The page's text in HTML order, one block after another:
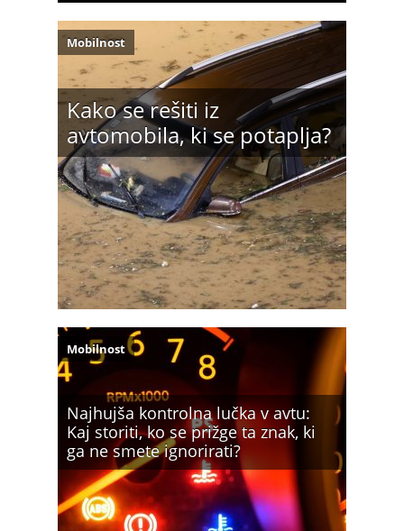
Kako se rešiti iz
avtomobila, ki se potaplja?
Mobilnost
Najhujša kontrolna lučka v avtu:
Kaj storiti, ko se prižge ta znak, ki
ga ne smete ignorirati?
Mobilnost